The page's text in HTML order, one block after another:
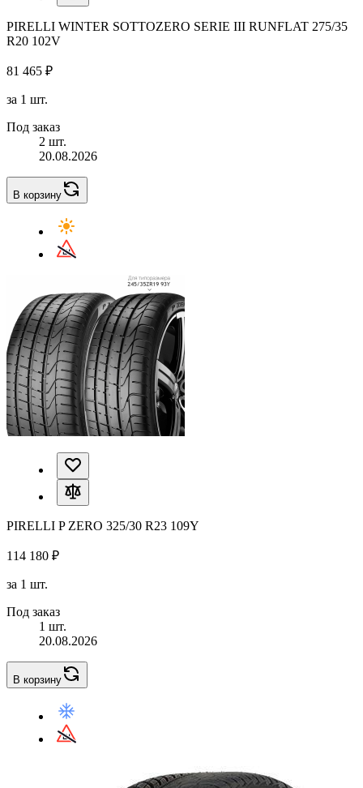
PIRELLI WINTER SOTTOZERO SERIE III RUNFLAT 275/35
R20 102V
81 465 ₽
за 1 шт.
Под заказ
2 шт.
20.08.2026
В корзину
PIRELLI P ZERO 325/30 R23 109Y
114 180 ₽
за 1 шт.
Под заказ
1 шт.
20.08.2026
В корзину